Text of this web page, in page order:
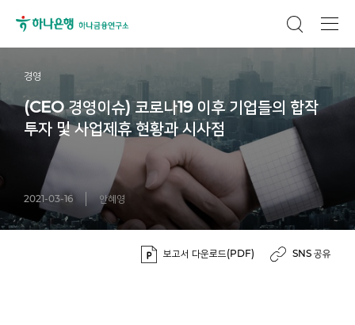
경영
(CEO 경영이슈) 코로나19 이후 기업들의 합작
투자 및 사업제휴 현황과 시사점
2021-03-16 안혜영
보고서 다운로드(PDF) SNS 공유